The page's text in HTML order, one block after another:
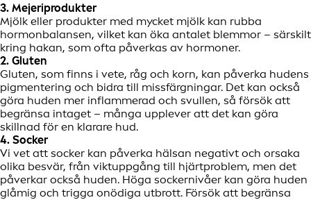
3. Mejeriprodukter
Mjölk eller produkter med mycket mjölk kan rubba
hormonbalansen, vilket kan öka antalet blemmor – särskilt
kring hakan, som ofta påverkas av hormoner.
2. Gluten
Gluten, som finns i vete, råg och korn, kan påverka hudens
pigmentering och bidra till missfärgningar. Det kan också
göra huden mer inflammerad och svullen, så försök att
begränsa intaget – många upplever att det kan göra
skillnad för en klarare hud.
4. Socker
Vi vet att socker kan påverka hälsan negativt och orsaka
olika besvär, från viktuppgång till hjärtproblem, men det
påverkar också huden. Höga sockernivåer kan göra huden
glåmig och trigga onödiga utbrott. Försök att begränsa